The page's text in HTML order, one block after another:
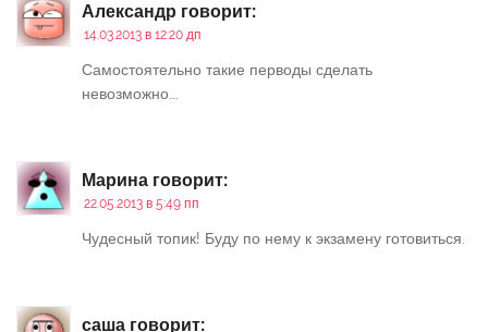
Александр говорит:
14.03.2013 в 12:20 дп
Самостоятельно такие перводы сделать
невозможно….
Марина говорит:
22.05.2013 в 5:49 пп
Чудесный топик! Буду по нему к экзамену готовиться.
саша говорит: